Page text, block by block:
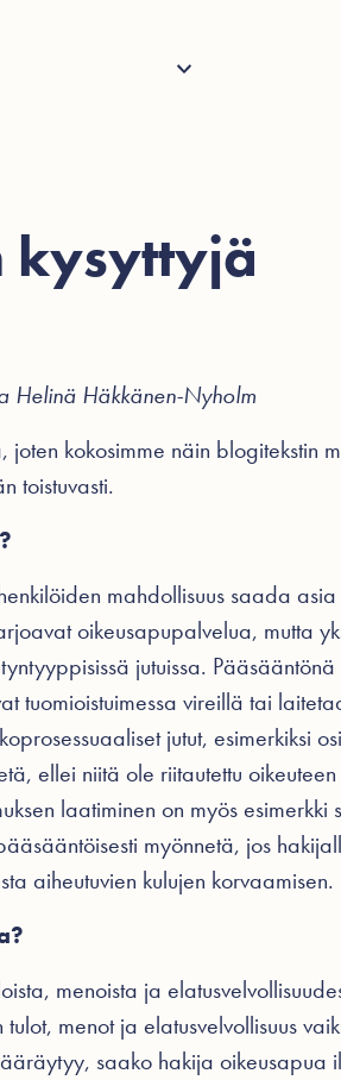
Tietoa
kysyttyjä
Häkkänen-Nyholm
kokosimme näin blogitekstin
toistuvasti.
mahdollisuus saada
oikeusapupalvelua, mutta
jutuissa.
tuomioistuimessa vireillä tai
jutut, esimerkiksi
ellei niitä ole riitautettu oikeuteen
laatiminen on myös esimerkki
myönnetä, jos
aiheutuvien kulujen korvaamisen.
menoista ja
menot ja elatusvelvollisuus
saako hakija oikeusapua